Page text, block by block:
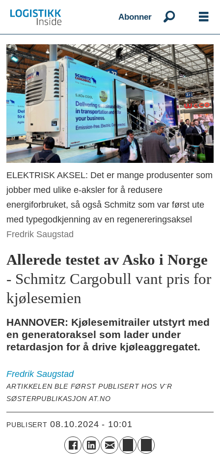
Abonner
ELEKTRISK AKSEL: Det er mange produsenter som
jobber med ulike e-aksler for å redusere
energiforbruket, så også Schmitz som var først ute
med typegodkjenning av en regenereringsaksel
Fredrik Saugstad
Allerede testet av Asko i Norge
- Schmitz Cargobull vant pris for
kjølesemien
HANNOVER: Kjølesemitrailer utstyrt med
en generatoraksel som lader under
retardasjon for å drive kjøleaggregatet.
Fredrik Saugstad
ARTIKKELEN BLE FØRST PUBLISERT HOS V¨R
SØSTERPUBLIKASJON AT.NO
PUBLISERT 08.10.2024 - 10:01